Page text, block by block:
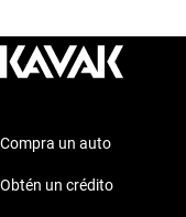
tus necesidades, todo
Además, contamos
Compra un auto
Obtén un crédito